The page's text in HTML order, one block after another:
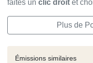
faites un clic droit et
Plus de
Émissions similaires